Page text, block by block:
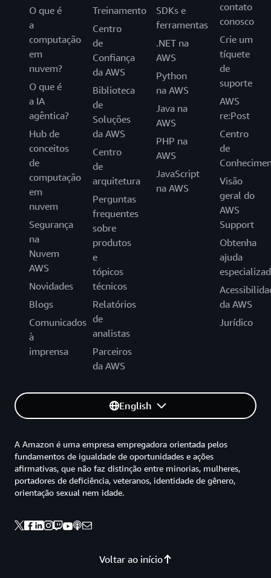
O que é
a
computação
em
nuvem?
O que é
a IA
agêntica?
Hub de
conceitos
de
computação
em
nuvem
Segurança
na
Nuvem
AWS
Novidades
Blogs
Comunicados
à
imprensa
Treinamento
Centro
de
Confiança
da AWS
Biblioteca
de
Soluções
da AWS
Centro
de
arquitetura
Perguntas
frequentes
sobre
produtos
e
tópicos
técnicos
Relatórios
de
analistas
Parceiros
da AWS
SDKs e
ferramentas
.NET na
AWS
Python
na AWS
Java na
AWS
PHP na
AWS
JavaScript
na AWS
contato
conosco
Crie um
tíquete
de
suporte
AWS
re:Post
Centro
de
Visão
geral do
AWS
Support
Obtenha
ajuda
da AWS
Jurídico
English
Voltar ao início
A Amazon é uma empresa empregadora orientada pelos
fundamentos de igualdade de oportunidades e ações
afirmativas, que não faz distinção entre minorias, mulheres,
portadores de deficiência, veteranos, identidade de gênero,
orientação sexual nem idade.